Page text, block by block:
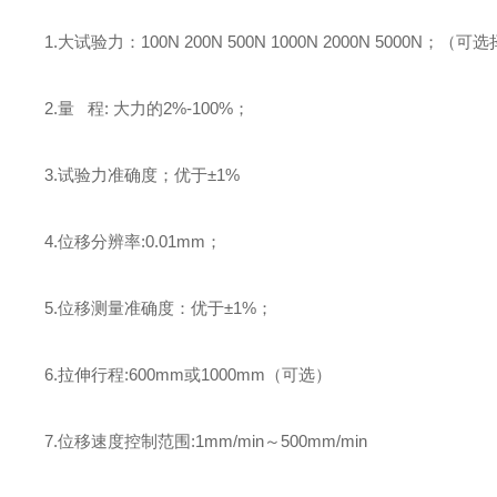
1.大试验力：100N 200N 500N 1000N 2000N 5000N；（可选
2.量 程: 大力的2%-100%；
3.试验力准确度；优于±1%
4.位移分辨率:0.01mm；
5.位移测量准确度：优于±1%；
6.拉伸行程:600mm或1000mm（可选）
7.位移速度控制范围:1mm/min～500mm/min